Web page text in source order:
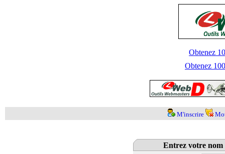
Obtenez
Obtenez
M'inscrire
Entrez votre nom